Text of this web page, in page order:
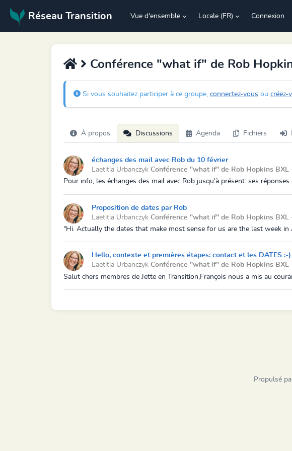
Réseau Transition Vue d'ensemble Locale (FR) Connexion
Conférence "what if" de Rob
Si vous souhaitez participer à ce groupe, connectez-vous ou créez-
À propos Discussions Agenda Fichiers
échanges des mail avec Rob du 10 février
Laetitia Urbanczyk Conférence "what if" de Rob Hopkins BXL
Pour info, les échanges des mail avec Rob jusqu'à présent: ses
Proposition de dates par Rob
Laetitia Urbanczyk Conférence "what if" de Rob Hopkins BXL
"Hi. Actually the dates that make most sense for us are the last week
Hello, contexte et premières étapes: contact et les DATES :-)
Laetitia Urbanczyk Conférence "what if" de Rob Hopkins BXL
Salut chers membres de Jette en Transition,François nous a mis au
Propulsé